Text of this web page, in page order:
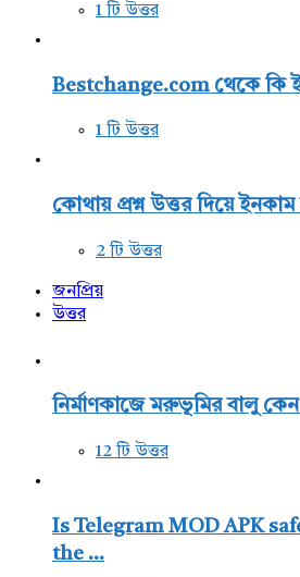
1 টি উত্তর
Bestchange.com থেকে কি
1 টি উত্তর
কোথায় প্রশ্ন উত্তর দিয়ে ইনকাম
2 টি উত্তর
জনপ্রিয়
উত্তর
নির্মাণকাজে মরুভূমির বালু
12 টি উত্তর
Is Telegram MOD APK
the ...